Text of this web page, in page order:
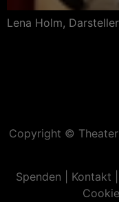
Lena Holm,
Copyright ©
Spenden
Kontakt